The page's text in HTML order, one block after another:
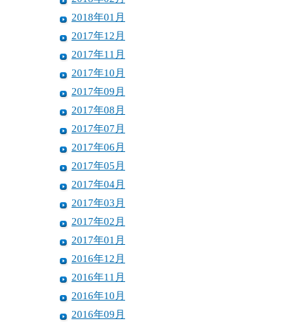
2018年01月
2017年12月
2017年11月
2017年10月
2017年09月
2017年08月
2017年07月
2017年06月
2017年05月
2017年04月
2017年03月
2017年02月
2017年01月
2016年12月
2016年11月
2016年10月
2016年09月